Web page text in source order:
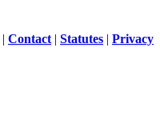
| Contact | Statutes | Privacy